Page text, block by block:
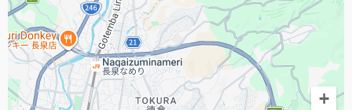
+